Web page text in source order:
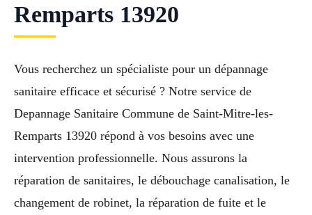
Remparts 13920
Vous recherchez un spécialiste pour un dépannage
sanitaire efficace et sécurisé ? Notre service de
Depannage Sanitaire Commune de Saint-Mitre-les-
Remparts 13920 répond à vos besoins avec une
intervention professionnelle. Nous assurons la
réparation de sanitaires, le débouchage canalisation, le
changement de robinet, la réparation de fuite et le